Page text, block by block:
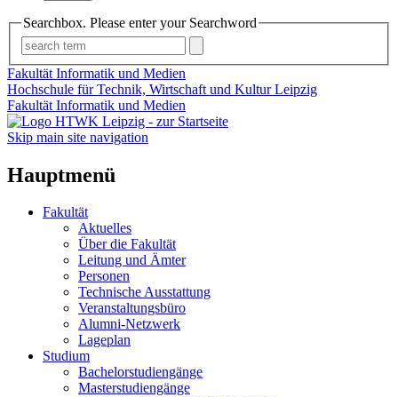
Searchbox. Please enter your Searchword
Fakultät Informatik und Medien
Hochschule für Technik, Wirtschaft und Kultur Leipzig
Fakultät Informatik und Medien
Skip main site navigation
Hauptmenü
Fakultät
Aktuelles
Über die Fakultät
Leitung und Ämter
Personen
Technische Ausstattung
Veranstaltungsbüro
Alumni-Netzwerk
Lageplan
Studium
Bachelorstudiengänge
Masterstudiengänge